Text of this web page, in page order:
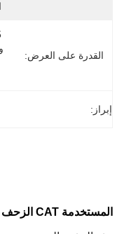
القدرة على العرض:
إبراز:
المستخدمة CAT الزحف الحفر الحفر: الجودة - مركزية